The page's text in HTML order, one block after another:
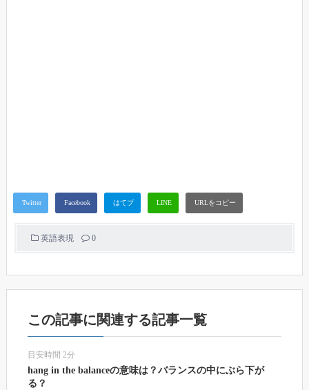
英語表現 0
この記事に関連する記事一覧
目安時間 2分
hang in the balanceの意味は？バランスの中にぶら下が
る？